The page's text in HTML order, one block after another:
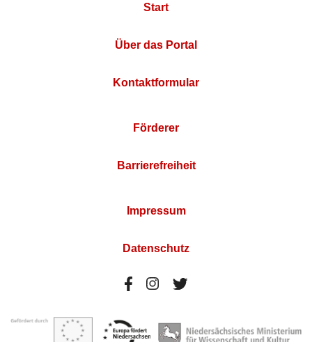
Start
Über das Portal
Kontaktformular
Förderer
Barrierefreiheit
Impressum
Datenschutz